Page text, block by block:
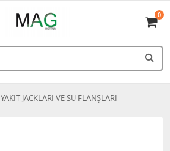
0
YAKIT JACKLARI VE SU FLANŞLARI